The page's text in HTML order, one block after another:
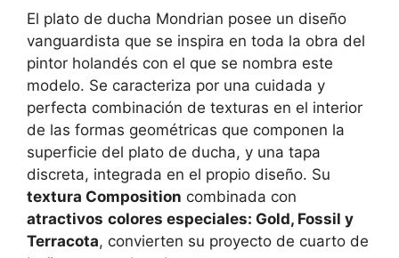
El plato de ducha Mondrian posee un diseño
vanguardista que se inspira en toda la obra del
pintor holandés con el que se nombra este
modelo. Se caracteriza por una cuidada y
perfecta combinación de texturas en el interior
de las formas geométricas que componen la
superficie del plato de ducha, y una tapa
discreta, integrada en el propio diseño. Su
textura Composition combinada con
atractivos colores especiales: Gold, Fossil y
Terracota, convierten su proyecto de cuarto de